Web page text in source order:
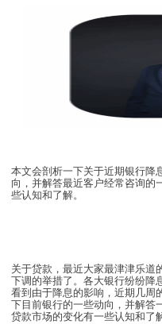
本文会剖析一下关于近期银行降
向，并解答最近客户经常咨询的
些认知和了解。
关于贷款，最近大家最津津乐
下调的举措了。各大银行纷纷降
看到由于降息的影响，近期几周
下目前银行的一些动向，并解答
贷款市场的变化有一些认知和了